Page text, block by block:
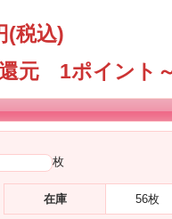
(税込)
元 1ポイント
枚
在庫 56枚